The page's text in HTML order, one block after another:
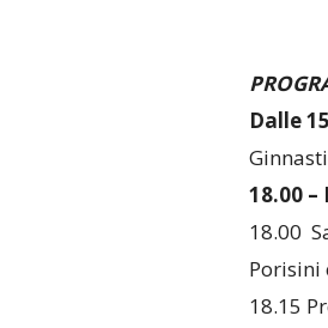
Dalle
18.00
18.00
Porisini
18.15